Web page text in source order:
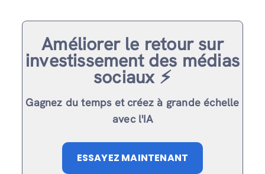
Améliorer le retour sur
investissement des médias
sociaux ⚡️
Gagnez du temps et créez à grande échelle
avec l'IA
ESSAYEZ MAINTENANT